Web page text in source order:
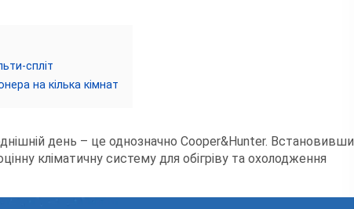
спліт
на кілька кімнат
день – це однозначно Cooper&Hunter. Встановивши
кліматичну систему для обігріву та охолодження